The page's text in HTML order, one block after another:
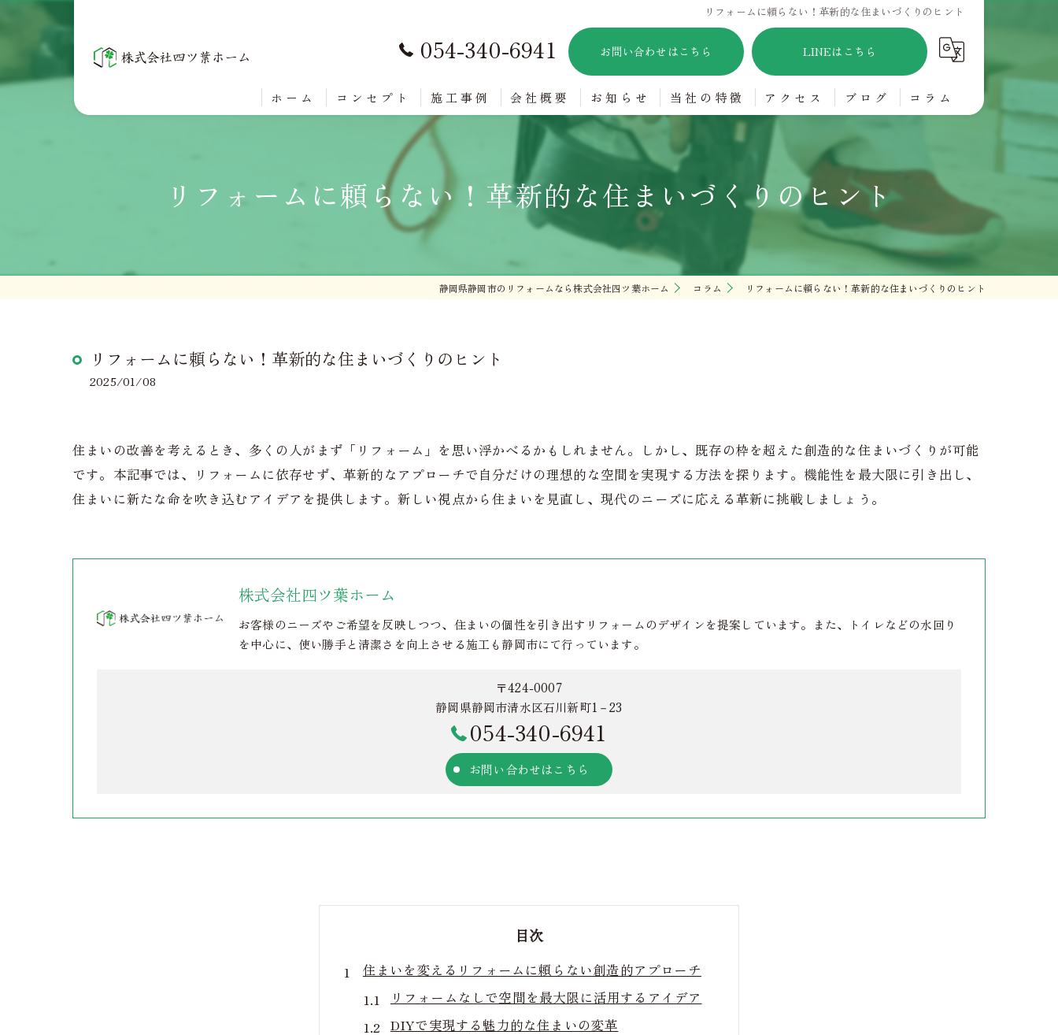
リフォームに頼らない！革新的な住まいづくりのヒント
054-340-6941 お問い合わせはこちら LINEはこちら
ホーム コンセプト 施工事例 会社概要 お知らせ 当社の特徴
バリアフリー
水回り
賃貸
アクセス ブログ コラム
リフォームに頼らない！革新的な住まいづくりのヒント
静岡県静岡市のリフォームなら株式会社四ツ葉ホーム コラム リフォームに頼らない！革新的な住まいづくりのヒント
リフォームに頼らない！革新的な住まいづくりのヒント
2025/01/08
住まいの改善を考えるとき、多くの人がまず「リフォーム」を思い浮かべるかもしれません。しかし、既存の枠を超えた創造的な住まいづくりが可能
です。本記事では、リフォームに依存せず、革新的なアプローチで自分だけの理想的な空間を実現する方法を探ります。機能性を最大限に引き出し、
住まいに新たな命を吹き込むアイデアを提供します。新しい視点から住まいを見直し、現代のニーズに応える革新に挑戦しましょう。
株式会社四ツ葉ホーム
お客様のニーズやご希望を反映しつつ、住まいの個性を引き出すリフォームのデザインを提案しています。また、トイレなどの水回り
を中心に、使い勝手と清潔さを向上させる施工も静岡市にて行っています。
〒424-0007
静岡県静岡市清水区石川新町1－23
054-340-6941
お問い合わせはこちら
目次
住まいを変えるリフォームに頼らない創造的アプローチ
リフォームなしで空間を最大限に活用するアイデア
DIYで実現する魅力的な住まいの変革